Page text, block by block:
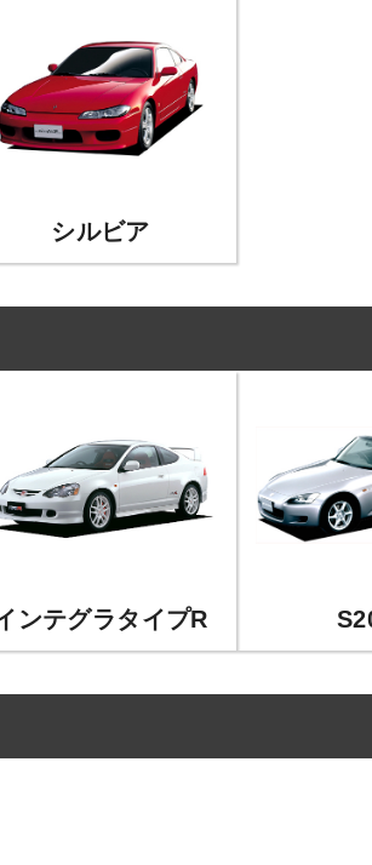
シルビア
ンテグラタイプR